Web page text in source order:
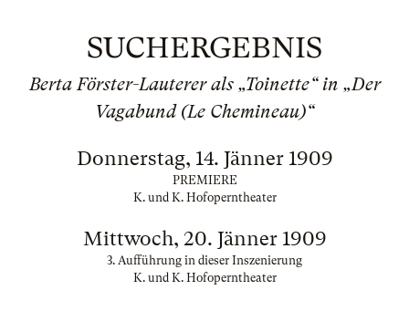
SUCHERGEBNIS
Berta Förster-Lauterer als „Toinette“ in „Der
Vagabund (Le Chemineau)“
Donnerstag, 14. Jänner 1909
PREMIERE
K. und K. Hofoperntheater
Mittwoch, 20. Jänner 1909
3. Aufführung in dieser Inszenierung
K. und K. Hofoperntheater